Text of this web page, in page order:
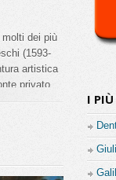
molti dei più
(1593-
artistica
privato
potesse
– che la
le
bene la
I